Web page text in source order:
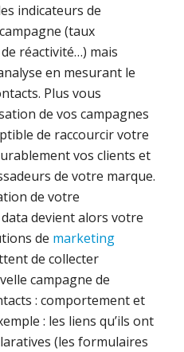
indicateurs de
(taux
réactivité…) mais
en mesurant le
Plus vous
de vos campagnes
de raccourcir votre
vos clients et
de votre marque.
de votre
devient alors votre
de marketing
de collecter
campagne de
: comportement et
: les liens qu’ils ont
(les formulaires